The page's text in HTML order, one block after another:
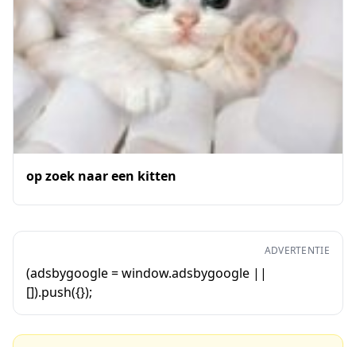
op zoek naar een kitten
ADVERTENTIE
(adsbygoogle = window.adsbygoogle ||
[]).push({});